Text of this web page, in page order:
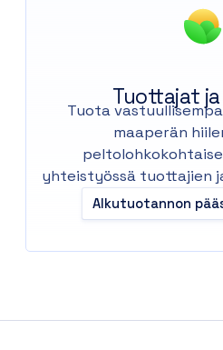
Tuottajat
Tuota
maaperän
yhteistyössä tuottajien
Alkutuotannon